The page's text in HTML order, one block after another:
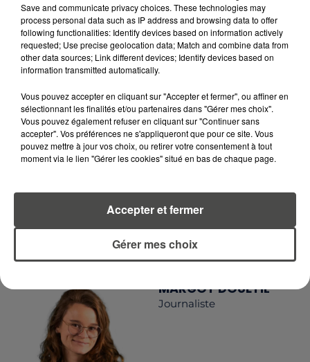
RCA
LA RÉDACTION
RCA
DIMITRI COUTAND
Journaliste
MARGOT DOUÉTIL
Journaliste
Save and communicate privacy choices. These technologies may
process personal data such as IP address and browsing data to offer
following functionalities: Identify devices based on information actively
requested; Use precise geolocation data; Match and combine data from
other data sources; Link different devices; Identify devices based on
information transmitted automatically.
Vous pouvez accepter en cliquant sur "Accepter et fermer", ou affiner en
sélectionnant les finalités et/ou partenaires dans "Gérer mes choix".
Vous pouvez également refuser en cliquant sur "Continuer sans
accepter". Vos préférences ne s'appliqueront que pour ce site. Vous
pouvez mettre à jour vos choix, ou retirer votre consentement à tout
moment via le lien "Gérer les cookies" situé en bas de chaque page.
Gérer mes choix
Accepter et fermer